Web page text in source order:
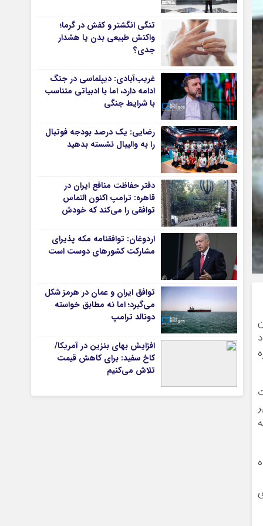
دانشگاه
آموزش و پرورش
بهداشت و درمان
سبک زندگی
حوادث، انتظامی
شهری و رفاهی
شهرداری و شورای شهر
*ماناسپهر
اطلاعیه
پیام تبریک ماناسپهر
پیام تسلیت ماناسپهر
پیوندهای سایت
تنگی انگشتر و کفش در گرما؛
واکنش طبیعی بدن یا هشدار
جدی؟
غریب‌آبادی: دیپلماسی در جنگ
ادامه دارد، اما با ادبیاتی متناسب
با شرایط جنگی
رضایی: یک درصد بودجه فوتبال
را به والیبال نشسته بدهید
دفتر حفاظت منافع ایران در
قاهره: ترامپ اکنون التماس
توافقی را می‌کند که خودش
اردوغان: توافقنامه مکه پذیرای
مشارکت کشورهای دوست است
توافق ایران و عمان در هرمز شکل
می‌گیرد؛ اما نه مطابق خواسته
دونالد ترامپ
افزایش بهای بنزین در آمریکا/
کاخ سفید: برای کاهش قیمت
تلاش می‌کنیم